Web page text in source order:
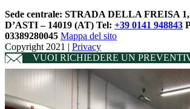
Sede centrale: STRADA DELLA FREISA
D’ASTI – 14019 (AT) Tel: +39 0141 948843
03389280045 Mappa del sito
Copyright 2021 | Privacy
VUOI RICHIEDERE UN